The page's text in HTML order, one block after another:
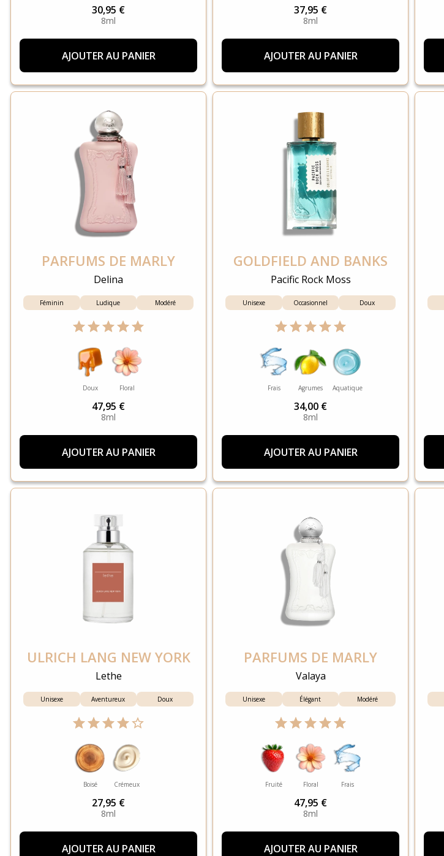
30,95 €
8ml
AJOUTER AU PANIER
37,95 €
8ml
AJOUTER AU PANIER
PARFUMS DE MARLY
Delina
Féminin Ludique Modéré
Doux Floral
47,95 €
8ml
AJOUTER AU PANIER
GOLDFIELD AND BANKS
Pacific Rock Moss
Unisexe Occasionnel Doux
Frais Agrumes Aquatique
34,00 €
8ml
AJOUTER AU PANIER
ULRICH LANG NEW YORK
Lethe
Unisexe Aventureux Doux
Boisé Crémeux
27,95 €
8ml
AJOUTER AU PANIER
PARFUMS DE MARLY
Valaya
Unisexe Élégant Modéré
Fruité Floral Frais
47,95 €
8ml
AJOUTER AU PANIER